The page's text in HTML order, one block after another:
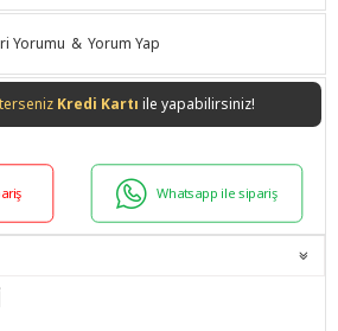
Yorumu & Yorum Yap
Kredi Kartı ile yapabilirsiniz!
Whatsapp ile sipariş